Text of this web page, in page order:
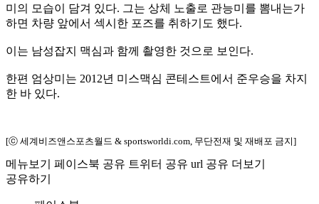
미의 모습이 담겨 있다. 그는 상체 노출로 관능미를 뽐내는가
하면 차량 앞에서 섹시한 포즈를 취하기도 했다.
이는 남성잡지 맥심과 함께 촬영한 것으로 보인다.
한편 엄상미는 2012년 미스맥심 콘테스트에서 준우승을 차지
한 바 있다.
[ⓒ 세계비즈앤스포츠월드 & sportsworldi.com, 무단전재 및 재배포 금지]
메뉴보기 페이스북 공유 트위터 공유 url 공유 더보기
공유하기